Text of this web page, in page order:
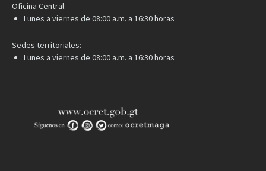
Oficina Central:
Lunes a viernes de 08:00 a.m. a 16:30 horas
Sedes territoriales:
Lunes a viernes de 08:00 a.m. a 16:30 horas